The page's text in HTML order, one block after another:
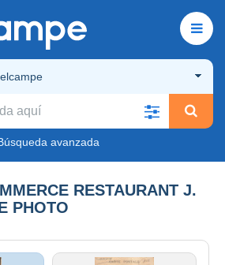
avanzada
RESTAURANT J.
PHOTO